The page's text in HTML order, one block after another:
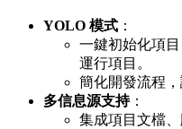
YOLO 模式 ：
一鍵初始化項
運行項目。
簡化開發流程
多信息源支持：
集成項目文檔